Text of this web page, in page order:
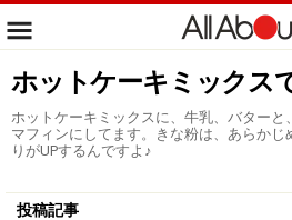
ホットケーキミックス
ホットケーキミックスに、牛乳、バターと
マフィンにしてます。きな粉は、あらか
りがUPするんですよ♪
投稿記事